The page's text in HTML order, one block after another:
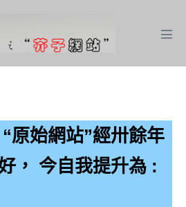
原始網站”經卅餘年
， 今自我提升為 :